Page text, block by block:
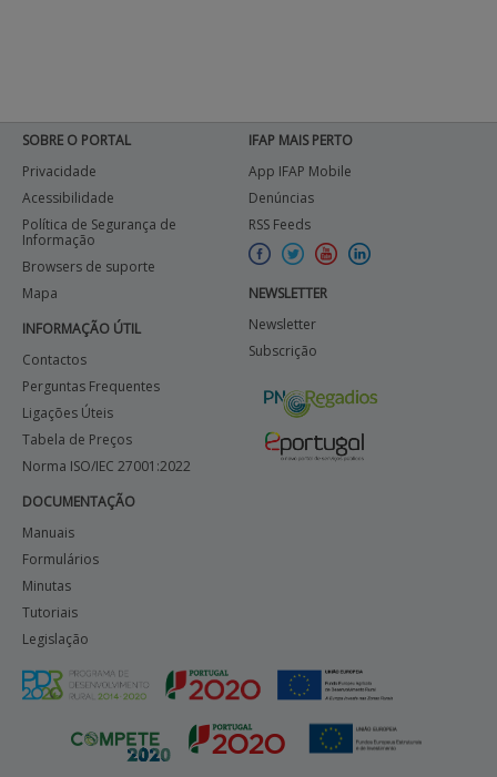
SOBRE O PORTAL
Privacidade
Acessibilidade
Política de Segurança de
Informação
Browsers de suporte
Mapa
INFORMAÇÃO ÚTIL
Contactos
Perguntas Frequentes
Ligações Úteis
Tabela de Preços
Norma ISO/IEC 27001:2022
DOCUMENTAÇÃO
Manuais
Formulários
Minutas
Tutoriais
Legislação
IFAP MAIS PERTO
App IFAP Mobile
Denúncias
RSS Feeds
NEWSLETTER
Newsletter
Subscrição